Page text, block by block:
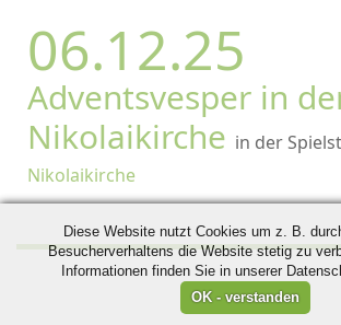
06.12.25
Adventsvesper in
Nikolaikirche in der
Nikolaikirche
Diese Website nutzt Cookies um z. B.
Besucherverhaltens die Website stetig zu
Informationen finden Sie in unserer